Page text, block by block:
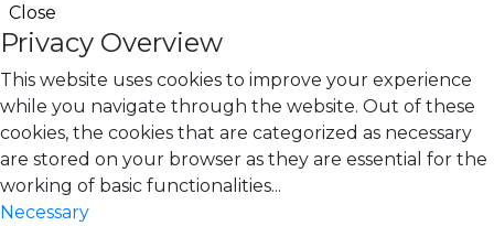
Close
Privacy Overview
This website uses cookies to improve your experience
while you navigate through the website. Out of these
cookies, the cookies that are categorized as necessary
are stored on your browser as they are essential for the
working of basic functionalities...
Necessary